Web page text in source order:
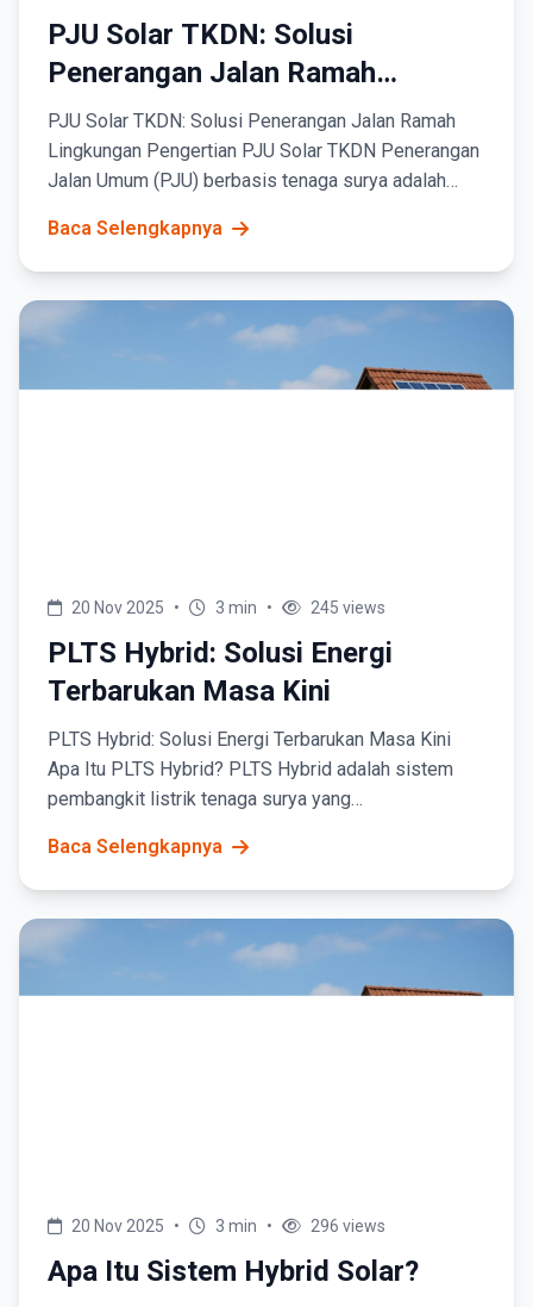
PJU Solar TKDN: Solusi
Penerangan Jalan Ramah
Lingkungan
PJU Solar TKDN: Solusi Penerangan Jalan Ramah
Lingkungan Pengertian PJU Solar TKDN Penerangan
Jalan Umum (PJU) berbasis tenaga surya adalah
sebagai...
Baca Selengkapnya
20 Nov 2025 • 3 min • 245 views
PLTS Hybrid: Solusi Energi
Terbarukan Masa Kini
PLTS Hybrid: Solusi Energi Terbarukan Masa Kini
Apa Itu PLTS Hybrid? PLTS Hybrid adalah sistem
pembangkit listrik tenaga surya yang
cadangan atau interkoneksi...
Baca Selengkapnya
20 Nov 2025 • 3 min • 296 views
Apa Itu Sistem Hybrid Solar?